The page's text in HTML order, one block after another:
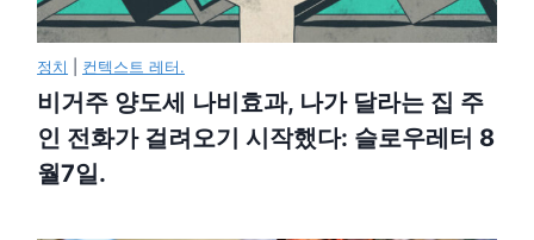
정치 컨텍스트 레터.
비거주 양도세 나비효과, 나가 달라는 집 주
인 전화가 걸려오기 시작했다: 슬로우레터 8
월7일.